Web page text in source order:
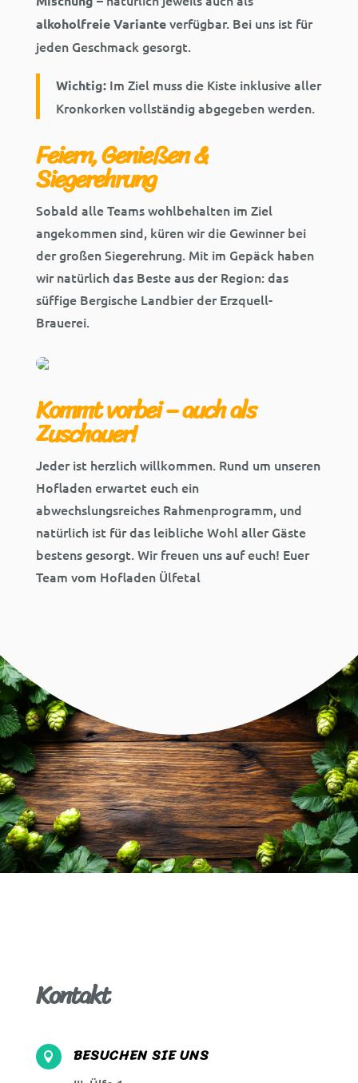
alkoholfreie Varianteverfügbar. Bei uns ist für
jeden Geschmack gesorgt.
Wichtig:Im Ziel muss die Kiste inklusive aller
Kronkorken vollständig abgegeben werden.
Feiern, Genießen &
Siegerehrung
Sobald alle Teams wohlbehalten im Ziel
angekommen sind, küren wir die Gewinner bei
der großen Siegerehrung. Mit im Gepäck haben
wir natürlich das Beste aus der Region: das
süffige Bergische Landbier der Erzquell-
Brauerei.
Kommt vorbei – auch als
Zuschauer!
Jeder ist herzlich willkommen. Rund um unseren
Hofladen erwartet euch ein
abwechslungsreiches Rahmenprogramm, und
natürlich ist für das leibliche Wohl aller Gäste
bestens gesorgt. Wir freuen uns auf euch! Euer
Team vom Hofladen Ülfetal
Kontakt
 BESUCHEN SIE UNS